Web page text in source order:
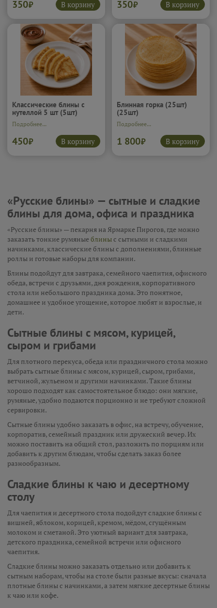
350₽ В корзину 350₽ В корзину
Классические блины с
нутеллой 5 шт (5шт)
Подробнее...
450₽ В корзину
Блинная горка (25шт)
(25шт)
Подробнее...
1 800₽ В корзину
«Русские блины» — сытные и сладкие
блины для дома, офиса и праздника
«Русские блины» — пекарня на Ярмарке Пирогов, где можно
заказать тонкие румяныеблиныс сытными и сладкими
начинками, классические блины с дополнениями, блинные
роллы и готовые наборы для компании.
Блины подойдут для завтрака, семейного чаепития, офисного
обеда, встречи с друзьями, дня рождения, корпоративного
стола или небольшого праздника дома. Это понятное,
домашнее и удобное угощение, которое любят и взрослые, и
дети.
Сытные блины с мясом, курицей,
сыром и грибами
Для плотного перекуса, обеда или праздничного стола можно
выбрать сытные блины с мясом, курицей, сыром, грибами,
ветчиной, жульеном и другими начинками. Такие блины
хорошо подходят как самостоятельное блюдо: они мягкие,
румяные, удобно подаются порционно и не требуют сложной
сервировки.
Сытные блины удобно заказать в офис, на встречу, обучение,
корпоратив, семейный праздник или дружеский вечер. Их
можно поставить на общий стол, разложить по порциям или
добавить к другим блюдам, чтобы сделать заказ более
разнообразным.
Сладкие блины к чаю и десертному
столу
Для чаепития и десертного стола подойдут сладкие блины с
вишней, яблоком, корицей, кремом, мёдом, сгущённым
молоком и сметаной. Это уютный вариант для завтрака,
детского праздника, семейной встречи или офисного
чаепития.
Сладкие блины можно заказать отдельно или добавить к
сытным наборам, чтобы на столе были разные вкусы: сначала
плотные блины с начинками, а затем мягкие десертные блины
к чаю или кофе.